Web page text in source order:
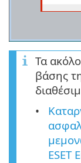
Τα
βάσης
ESET